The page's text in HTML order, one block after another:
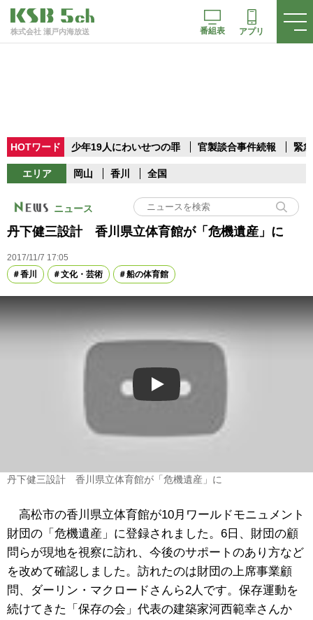
株式会社 瀬戸内海放送 番組表 アプリ
HOTワード 少年19人にわいせつの罪 官製談合事件続報 緊
エリア 岡山 香川 全国
ニュース
丹下健三設計 香川県立体育館が「危機遺産」に
2017/11/7 17:05
香川
文化・芸術 船の体育館
Play
丹下健三設計 香川県立体育館が「危機遺産」に
高松市の香川県立体育館が10月ワールドモニュメント
財団の「危機遺産」に登録されました。6日、財団の顧
問らが現地を視察に訪れ、今後のサポートのあり方など
を改めて確認しました。訪れたのは財団の上席事業顧
問、ダーリン・マクロードさんら2人です。保存運動を
続けてきた「保存の会」代表の建築家河西範幸さんか